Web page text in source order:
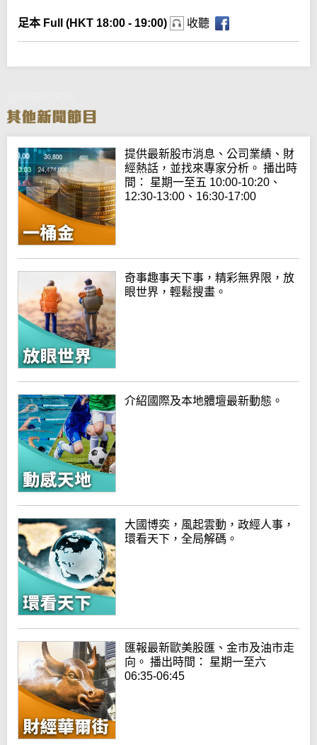
足本 Full (HKT 18:00 - 19:00) 收聽
提供最新股市消息、公司業績、財
經熱話，並找來專家分析。 播出時
間： 星期一至五 10:00-10:20、
12:30-13:00、16:30-17:00
奇事趣事天下事，精彩無界限，放
眼世界，輕鬆搜畫。
介紹國際及本地體壇最新動態。
大國博奕，風起雲動，政經人事，
環看天下，全局解碼。
匯報最新歐美股匯、金市及油市走
向。 播出時間： 星期一至六
06:35-06:45